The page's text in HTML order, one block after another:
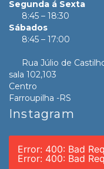
Segunda á Sexta
8:45 – 18:30
Sábados
8:45 – 17:00
Rua Júlio de
sala 102,103
Centro
Farroupilha -RS
Instagram
Error: 400: Bad
Error: 400: Bad